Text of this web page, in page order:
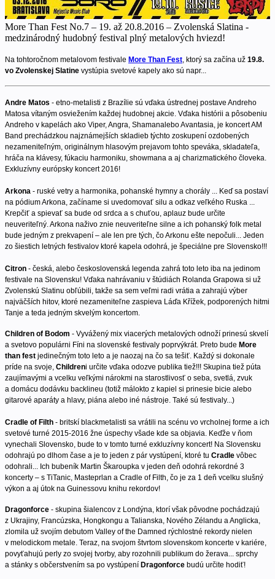
More Than Fest No.7 – 19. až 20.8.2016 – Zvolenská Slatina -
medzinárodný hudobný festival plný metalových hviezd!
Na tohtoročnom metalovom festivale More Than Fest , ktorý sa začína už 19.8.
vo Zvolenskej Slatine vystúpia svetové kapely ako sú napr...
Andre Matos - etno-metalisti z Brazílie sú vďaka ústrednej postave Andreho
Matosa vítaným osviežením každej hudobnej akcie. Vďaka histórii a pôsobeniu
Andreho v kapelách ako Viper, Angra, Shamanalebo Avantasia, je koncert AM
Band prechádzkou najznámejších skladieb týchto zoskupení ozdobených
nezameniteľným, originálnym hlasovým prejavom tohto speváka, skladateľa,
hráča na klávesy, fúkaciu harmoniku, showmana a aj charizmatického človeka.
Exkluzívny európsky koncert 2016!
Arkona - ruské vetry a harmonika, pohanské hymny a chorály ... Keď sa postaví
na pódium Arkona, začíname si uvedomovať silu a odkaz veľkého Ruska ...
Krepčiť a spievať sa bude od srdca a s chuťou, aplauz bude určite
neuveriteľný. Arkona naživo znie neuveriteľne silne a ich pohanský folk metal
bude jedným z prekvapení – ale len pre tých, čo Arkonu ešte nepočuli... Jeden
zo šiestich letných festivalov ktoré kapela odohrá, je špeciálne pre Slovensko!!!
Citron - česká, alebo československá legenda zahrá toto leto iba na jedinom
festivale na Slovensku! Vďaka nahrávaniu v štúdiách Rolanda Grapowa si už
Zvolenskú Slatinu obľúbili, takže sa sem veľmi radi vrátia a zahrajú výber
najväčších hitov, ktoré nezameniteľne zaspieva Láďa Křížek, podporených hitmi
Tanje a teda jedným skvelým koncertom.
Children of Bodom - Vyvážený mix viacerých metalových odnoží prinesú skvelí
a svetovo populárni Fíni na slovenské festivaly poprvýkrát. Preto bude More
than fest jedinečným toto leto a je naozaj na čo sa tešiť. Každý si dokonale
príde na svoje, Childreni určite vďaka odozve publika tiež!!! Skupina tiež púta
zaujímavými a vcelku veľkými nárokmi na starostlivosť o seba, svetlá, zvuk
a domácu dodávku backlineu (totiž málokto z kapiel si prinesie bicie alebo
gitarové aparáty a hlavy, piána alebo iné nástroje. Také sú festivaly...)
Cradle of Filth - britskí blackmetalisti sa vrátili na scénu vo vrcholnej forme a ich
svetové turné 2015-2016 žne úspechy všade kde sa objavia. Keďže v ňom
vynechali Slovensko, bude to v tomto turné exkluzívny koncert! Na Slovensku
odohrajú po dlhom čase a je to jeden z pár vystúpení, ktoré tu Cradle vôbec
odohrali... Ich bubeník Martin Škaroupka v jeden deň odohrá rekordné 3
koncerty – s TiTanic, Masteprlan a Cradle of Filth, čo je za 1 deň vcelku slušný
výkon a aj útok na Guinessovu knihu rekordov!
Dragonforce - skupina šialencov z Londýna, ktorí však pôvodne pochádzajú
z Ukrajiny, Francúzska, Hongkongu a Talianska, Nového Zélandu a Anglicka,
zlomila už svojím debutom Valley of the Damned rýchlostné rekordy nielen
v melodickom metale. Teraz, na svojom štvrtom slovenskom koncerte v kariére,
povyťahujú perly zo svojej tvorby, aby rozohnili publikum do žerava... sprchy
a stánky s občerstvením sa po vystúpení Dragonforce budú určite hodiť!